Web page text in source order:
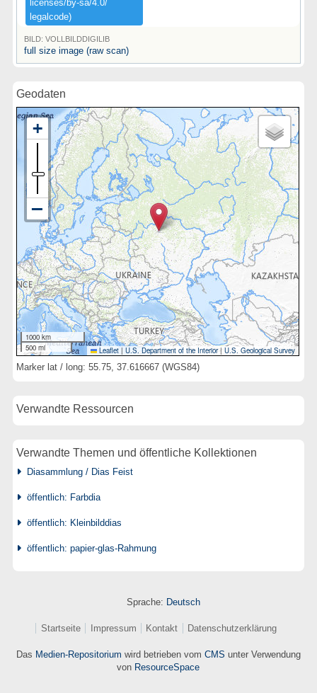
licenses/​by-​sa/​4.​0/​
legalcode)​
BILD: VOLLBILDDIGILIB
full size image (raw scan)
Geodaten
1000 km
500 mi
Leaflet | U.S. Department of the Interior|U.S. Geological Survey
Marker lat / long: 55.75, 37.616667 (WGS84)
Verwandte Ressourcen
Verwandte Themen und öffentliche Kollektionen
Diasammlung / Dias Feist
öffentlich: Farbdia
öffentlich: Kleinbilddias
öffentlich: papier-glas-Rahmung
Sprache: Deutsch
Startseite Impressum Kontakt Datenschutzerklärung
Das Medien-Repositorium wird betrieben vom CMS unter Verwendung
von ResourceSpace